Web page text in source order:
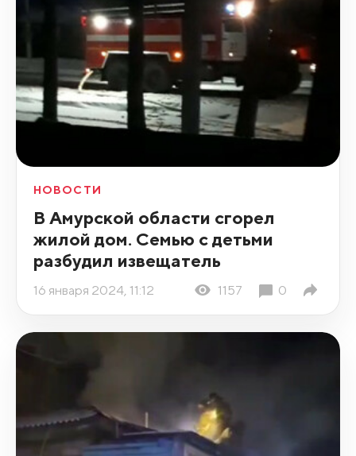
НОВОСТИ
В Амурской области сгорел
жилой дом. Семью с детьми
разбудил извещатель
16 января 2024, 11:12 1157 0